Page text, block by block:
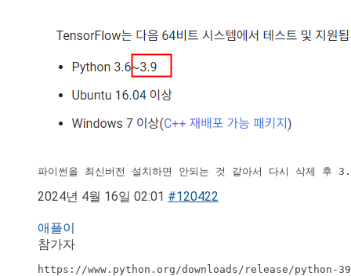
파이썬을 최신버전 설치하면 안되는 것 같아서 다시 삭제 후
2024년 4월 16일 02:01 #120422
애플이
참가자
https://www.python.org/downloads/release/python-